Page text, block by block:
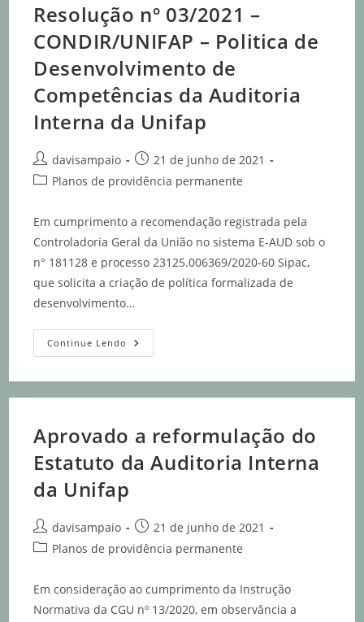
Resolução nº 03/2021 –
CONDIR/UNIFAP – Politica de
Desenvolvimento de
Competências da Auditoria
Interna da Unifap
davisampaio
21 de junho de 2021
Planos de providência permanente
Em cumprimento a recomendação registrada pela
Controladoria Geral da União no sistema E-AUD sob o
n° 181128 e processo 23125.006369/2020-60 Sipac,
que solicita a criação de política formalizada de
desenvolvimento…
Continue Lendo
Aprovado a reformulação do
Estatuto da Auditoria Interna
da Unifap
davisampaio
21 de junho de 2021
Planos de providência permanente
Em consideração ao cumprimento da Instrução
Normativa da CGU nº 13/2020, em observância a